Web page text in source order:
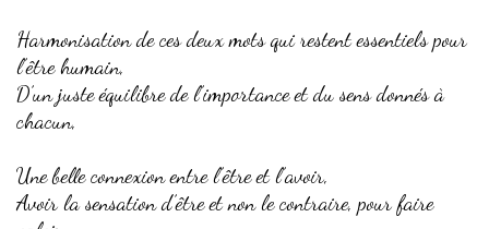
Harmonisation de ces deux mots qui restent essentiels pour
l’être humain,
D’un juste équilibre de l’importance et du sens donnés à
chacun,
Une belle connexion entre l’être et l’avoir,
Avoir la sensation d’être et non le contraire, pour faire